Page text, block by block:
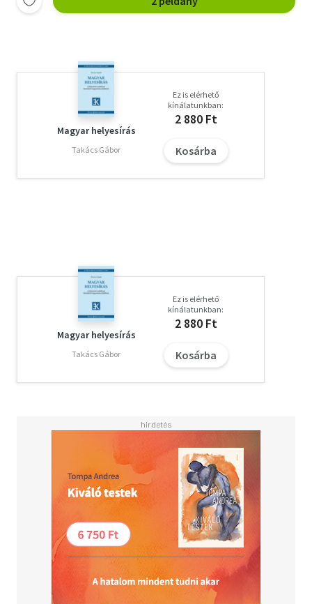
Magyar helyesírás
Takács Gábor
Ez is elérhető
kínálatunkban:
2 880 Ft
Kosárba
Magyar helyesírás
Takács Gábor
Ez is elérhető
kínálatunkban:
2 880 Ft
Kosárba